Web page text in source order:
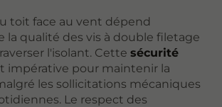
toit face au vent dépend
la qualité des vis à double filetage
l'isolant. Cette sécurité
impérative pour maintenir la
les sollicitations mécaniques
Le respect des